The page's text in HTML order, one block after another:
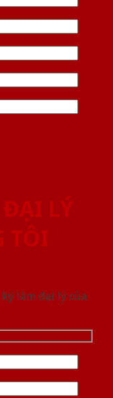
LÝ
TÔI
làm đại lý của